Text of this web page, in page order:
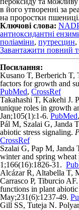
в його утворенні за
на проростки пшениці.
Ключові слова:
антиоксидантні
поліаміни, путресцин,
Завантажити повний
Посилання:
Kusano T, Berberich T,
factors for growth and
PubMed, CrossRef
Takahashi T, Kakehi J.
unique roles in growth
Jan;105(1):1-6. PubMed,
Pál M, Szalai G, Janda
abiotic stress signaling.
CrossRef
Szalai G, Pap M,
winter and spring wheat
1;166(16):1826-31.
Alcázar R, Altabella T,
Carrasco P, Tiburcio
functions in plant abiotic
May;231(6):1237-49.
Gill SS, Tuteja N.